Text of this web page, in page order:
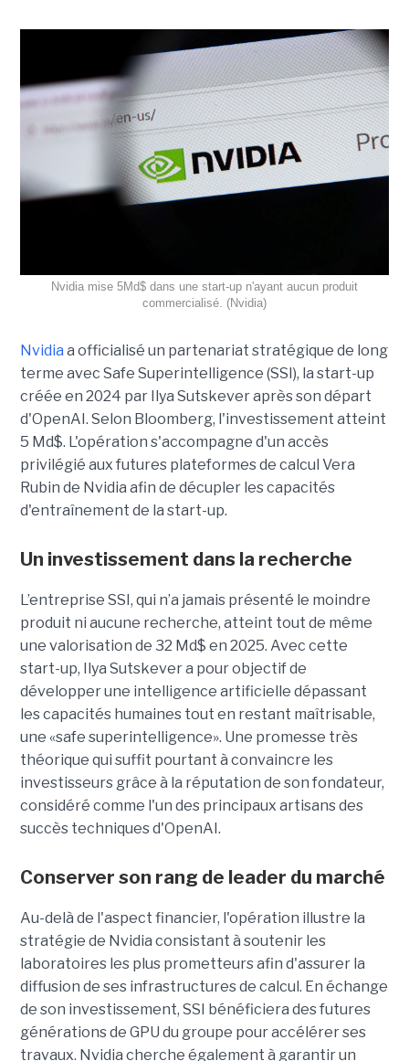
Nvidia mise 5Md$ dans une start-up n'ayant aucun produit
commercialisé. (Nvidia)
Nvidia a officialisé un partenariat stratégique de long
terme avec Safe Superintelligence (SSI), la start-up
créée en 2024 par Ilya Sutskever après son départ
d'OpenAI. Selon Bloomberg, l'investissement atteint
5 Md$. L'opération s'accompagne d'un accès
privilégié aux futures plateformes de calcul Vera
Rubin de Nvidia afin de décupler les capacités
d'entraînement de la start-up.
Un investissement dans la recherche
L’entreprise SSI, qui n’a jamais présenté le moindre
produit ni aucune recherche, atteint tout de même
une valorisation de 32 Md$ en 2025. Avec cette
start-up,
Ilya Sutskever a pour objectif de
développer une intelligence artificielle dépassant
les capacités humaines tout en restant maîtrisable,
une «safe superintelligence». Une promesse très
théorique qui suffit pourtant à convaincre les
investisseurs grâce à la réputation de son fondateur,
considéré comme l'un des principaux artisans des
succès techniques d'OpenAI.
Conserver son rang de leader du marché
Au-delà de l'aspect financier, l'opération illustre la
stratégie de Nvidia consistant à soutenir les
laboratoires les plus prometteurs afin d'assurer la
diffusion de ses infrastructures de calcul. En échange
de son investissement, SSI bénéficiera des futures
générations de GPU du groupe pour accélérer ses
travaux. Nvidia cherche également à garantir un